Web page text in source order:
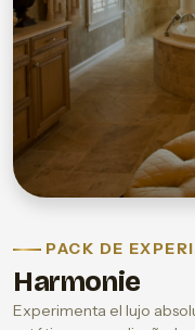
PACK DE
Harmonie
Experimenta el lujo